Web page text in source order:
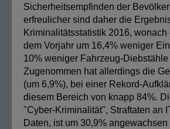
Sicherheitsempfinden der
erfreulicher sind daher die
Kriminalitätsstatistik 2016,
dem Vorjahr um 16,4% weniger
10% weniger Fahrzeug-
Zugenommen hat allerdings die
(um 6,9%), bei einer Rekord-
diesem Bereich von knapp 84%.
"Cyber-Kriminalität", Straftaten an
Daten, ist um 30,9%